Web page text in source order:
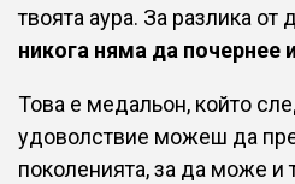
твоята аура. За разлика от
никога няма да почернее
Това е медальон, който
удоволствие можеш да
поколенията, за да може и